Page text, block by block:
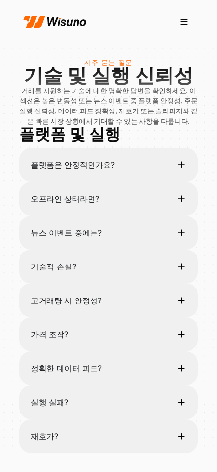
자주 묻는 질문
기술 및 실행 신뢰성
거래를 지원하는 기술에 대한 명확한 답변을 확인하세요. 이
섹션은 높은 변동성 또는 뉴스 이벤트 중 플랫폼 안정성, 주문
실행 신뢰성, 데이터 피드 정확성, 재호가 또는 슬리피지와 같
은 빠른 시장 상황에서 기대할 수 있는 사항을 다룹니다.
플랫폼 및 실행
플랫폼은 안정적인가요?
오프라인 상태라면?
뉴스 이벤트 중에는?
기술적 손실?
고거래량 시 안정성?
가격 조작?
정확한 데이터 피드?
실행 실패?
재호가?